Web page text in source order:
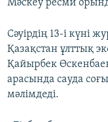
Мәскеу ресми
Сәуірдің 13-і күні
Қазақстан ұлттық
Қайырбек
арасында сауда
мәлімдеді.